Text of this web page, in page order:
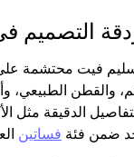
التصميم
فيت محتشمة
والقطن الطبيعي،
الدقيقة مثل
ضمن فئة فساتين